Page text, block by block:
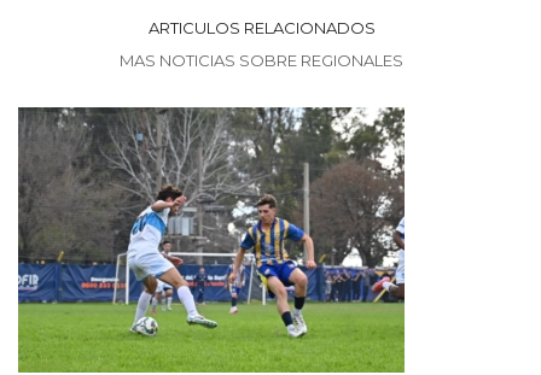
ARTICULOS RELACIONADOS
MAS NOTICIAS SOBRE REGIONALES